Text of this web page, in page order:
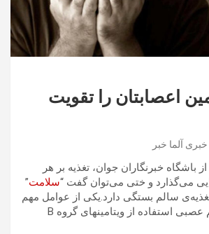
۵ ویتامین اعصابتان را تقویت
آلما خبر
باشگاه خبرنگاران جوان، تغذیه بر هر
می‌گذارد و ختی می‌توان گفت “سلامت”
سالم بستگی دارد.یکی از عوامل مهم
در “سلامت “سیستم عصبی استفاده از ویتامینهای گروه B